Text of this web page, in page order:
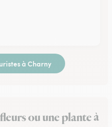
à Charny
ou une plante à